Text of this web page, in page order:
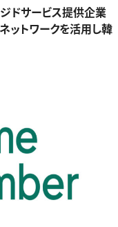
ドサービス提供企業
トワークを活用し韓